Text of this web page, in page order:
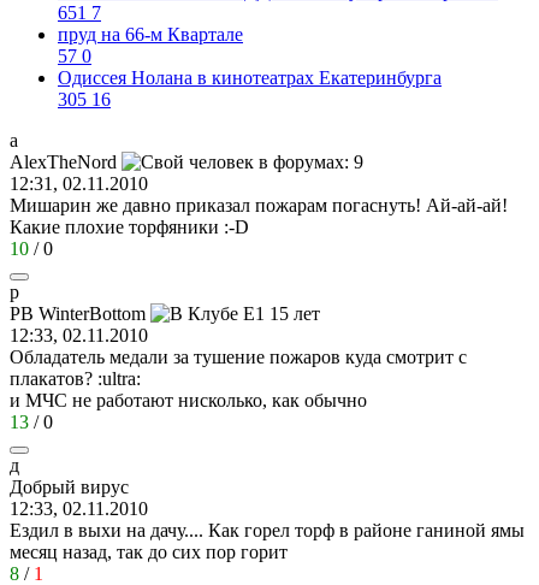
651 7
пруд на 66-м Квартале
57 0
Одиссея Нолана в кинотеатрах Екатеринбурга
305 16
a
AlexTheNord
12:31, 02.11.2010
Мишарин же давно приказал пожарам погаснуть! Ай-ай-ай!
Какие плохие торфяники :-D
10 /0
p
PB WinterBottom
12:33, 02.11.2010
Обладатель медали за тушение пожаров куда смотрит с
плакатов? :ultra:
и МЧС не работают нисколько, как обычно
13 /0
д
Добрый вирус
12:33, 02.11.2010
Ездил в выхи на дачу.... Как горел торф в районе ганиной ямы
месяц назад, так до сих пор горит
8 / 1